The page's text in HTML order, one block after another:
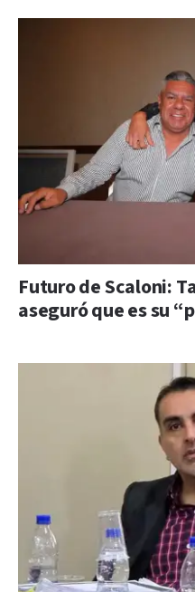
Futuro de Scaloni:
aseguró que es su